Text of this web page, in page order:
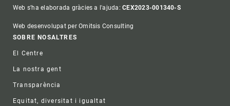
Web s'ha elaborada gràcies a l'ajuda:CEX2023-001340-S
Web desenvolupat per Omitsis Consulting
Footer
SOBRE NOSALTRES
El Centre
La nostra gent
Transparència
Equitat, diversitat i igualtat